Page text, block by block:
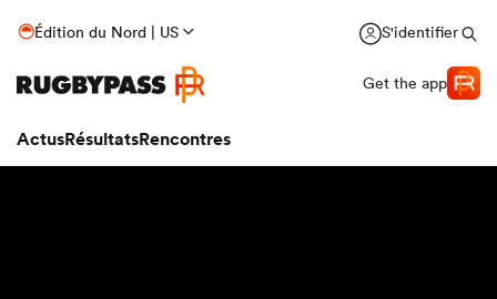
Édition du Nord | US S'identifier
Get the app
ActusRésultatsRencontres